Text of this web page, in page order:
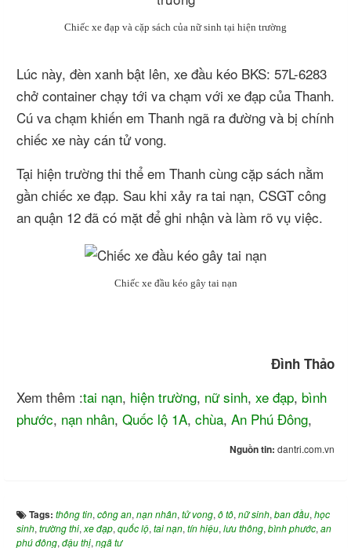
Chiếc xe đạp và cặp sách của nữ sinh tại hiện trường
Lúc này, đèn xanh bật lên, xe đầu kéo BKS: 57L-6283
chở container chạy tới va chạm với xe đạp của Thanh.
Cú va chạm khiến em Thanh ngã ra đường và bị chính
chiếc xe này cán tử vong.
Tại hiện trường thi thể em Thanh cùng cặp sách nằm
gần chiếc xe đạp. Sau khi xảy ra tai nạn, CSGT công
an quận 12 đã có mặt để ghi nhận và làm rõ vụ việc.
Chiếc xe đầu kéo gây tai nạn
Đình Thảo
Xem thêm :tai nạn, hiện trường, nữ sinh, xe đạp, bình
phước, nạn nhân, Quốc lộ 1A, chùa, An Phú Đông,
Nguồn tin: dantri.com.vn
Tags: thông tin, công an, nạn nhân, tử vong, ô tô, nữ sinh, ban đầu, học
sinh, trường thi, xe đạp, quốc lộ, tai nạn, tín hiệu, lưu thông, bình phước, an
phú đông, đậu thị, ngã tư